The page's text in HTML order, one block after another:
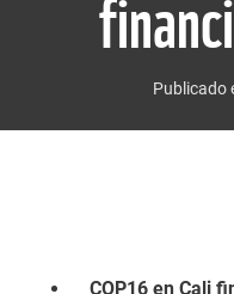
Publicado
COP16 en Cali